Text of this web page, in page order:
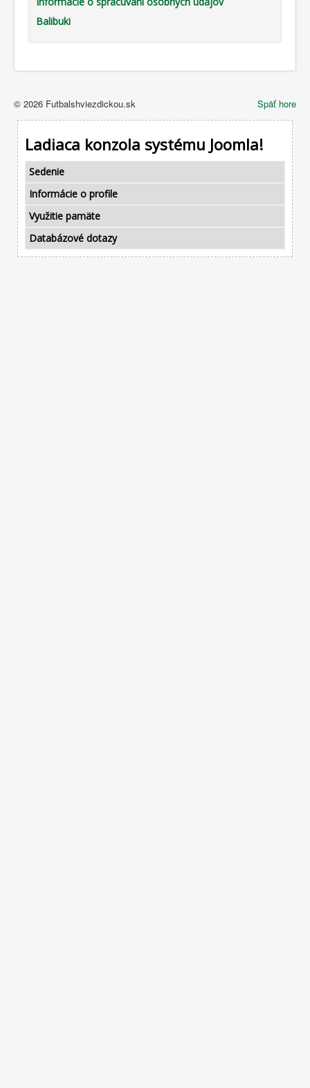
Balibuki
Späť hore
© 2026 Futbalshviezdickou.sk
Ladiaca konzola systému Joomla!
Sedenie
Informácie o profile
Využitie pamäte
Databázové dotazy